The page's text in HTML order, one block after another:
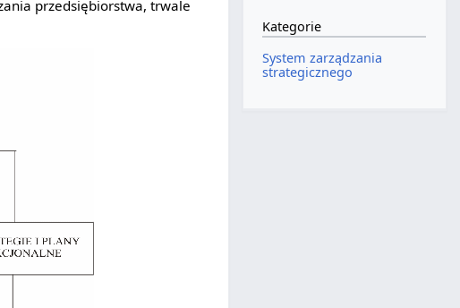
przedsiębiorstwa, trwale
Kategorie
System zarządzania
strategicznego